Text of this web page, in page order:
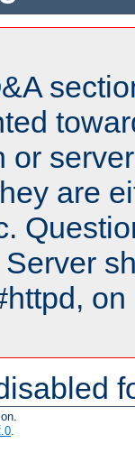
or
are